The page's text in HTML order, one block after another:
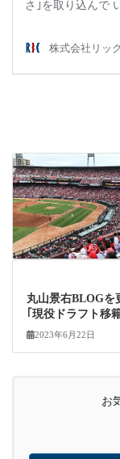
丸山景右BLOGを
｢現役ドラフト移
2023年6月22日
お